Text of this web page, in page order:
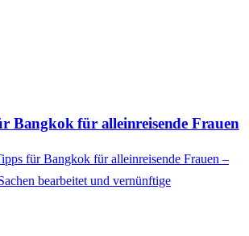
Bangkok für alleinreisende Frauen
für Bangkok für alleinreisende Frauen –
bearbeitet und vernünftige